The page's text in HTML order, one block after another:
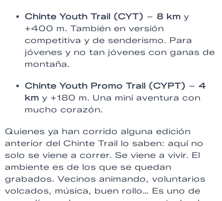
Chinte Youth Trail (CYT) – 8 km y
+400 m. También en versión
competitiva y de senderismo. Para
jóvenes y no tan jóvenes con ganas de
montaña.
Chinte Youth Promo Trail (CYPT) – 4
km y +180 m. Una mini aventura con
mucho corazón.
Quienes ya han corrido alguna edición
anterior del Chinte Trail lo saben: aquí no
solo se viene a correr. Se viene a vivir. El
ambiente es de los que se quedan
grabados. Vecinos animando, voluntarios
volcados, música, buen rollo… Es uno de